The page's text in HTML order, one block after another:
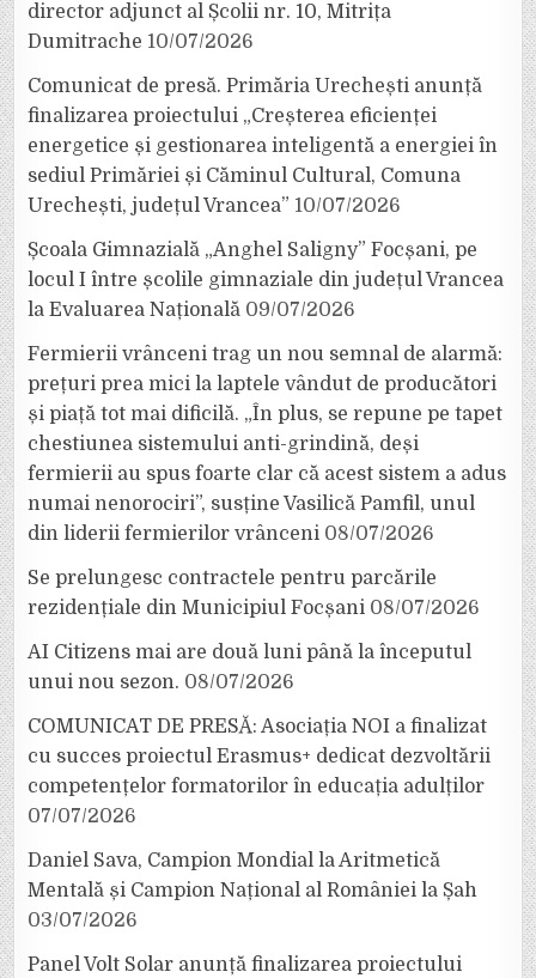
director adjunct al Școlii nr. 10, Mitrița
Dumitrache 10/07/2026
Comunicat de presă. Primăria Urechești anunță
finalizarea proiectului „Creșterea eficienței
energetice și gestionarea inteligentă a energiei în
sediul Primăriei și Căminul Cultural, Comuna
Urechești, județul Vrancea” 10/07/2026
Școala Gimnazială „Anghel Saligny” Focșani, pe
locul I între școlile gimnaziale din județul Vrancea
la Evaluarea Națională 09/07/2026
Fermierii vrânceni trag un nou semnal de alarmă:
prețuri prea mici la laptele vândut de producători
și piață tot mai dificilă. „În plus, se repune pe tapet
chestiunea sistemului anti-grindină, deși
fermierii au spus foarte clar că acest sistem a adus
numai nenorociri”, susține Vasilică Pamfil, unul
din liderii fermierilor vrânceni 08/07/2026
Se prelungesc contractele pentru parcările
rezidențiale din Municipiul Focșani 08/07/2026
AI Citizens mai are două luni până la începutul
unui nou sezon. 08/07/2026
COMUNICAT DE PRESĂ: Asociația NOI a finalizat
cu succes proiectul Erasmus+ dedicat dezvoltării
competențelor formatorilor în educația adulților
07/07/2026
Daniel Sava, Campion Mondial la Aritmetică
Mentală și Campion Național al României la Șah
03/07/2026
Panel Volt Solar anunță finalizarea proiectului